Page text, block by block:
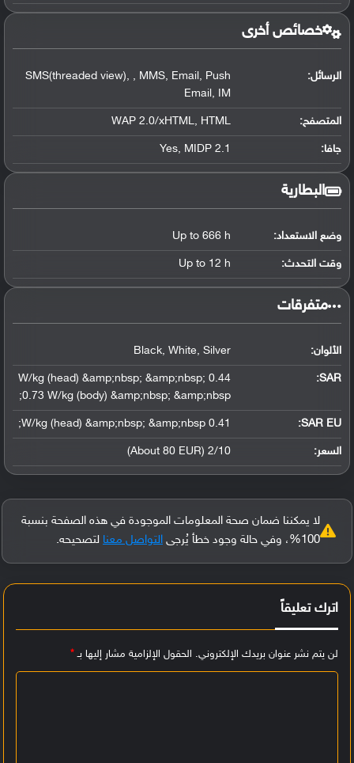
خصائص أخرى
الرسائل:
SMS(threaded view), , MMS, Email, Push
Email, IM
المتصفح: WAP 2.0/xHTML, HTML
جافا: Yes, MIDP 2.1
البطارية
وضع الاستعداد: Up to 666 h
وقت التحدث: Up to 12 h
‏متفرقات‏
الألوان: Black, White, Silver
SAR
:
0.44 W/kg (head) &amp;nbsp; &amp;nbsp;
0.73 W/kg (body) &amp;nbsp; &amp;nbsp;
SAR EU:
0.41 W/kg (head) &amp;nbsp; &amp;nbsp;
السعر: 2/10 (About 80 EUR)
لا يمكننا ضمان صحة المعلومات الموجودة في هذه الصفحة بنسبة
100%، وفي حالة وجود خطأ يُرجى
التواصل معنا لتصحيحه.
اترك تعليقاً
لن يتم نشر عنوان بريدك الإلكتروني. الحقول الإلزامية مشار إليها بـ*